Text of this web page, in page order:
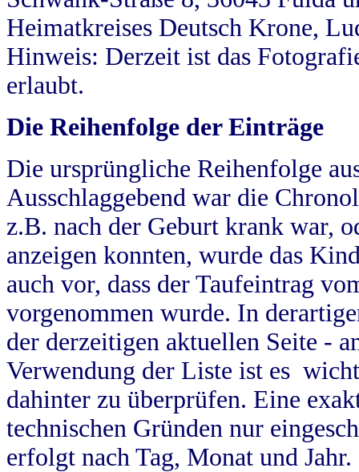
Heimatkreises Deutsch Krone,
Hinweis: Derzeit ist das
erlaubt.
Die Reihenfolge der Einträge
Die ursprüngliche Reihenfolge
Ausschlaggebend war die
z.B. nach der Geburt krank war,
anzeigen konnten, wurde das
auch vor, dass der Taufeintrag
vorgenommen wurde. In
der derzeitigen aktuellen Seite -
Verwendung der Liste ist es
dahinter zu überprüfen. Eine
technischen Gründen nur
erfolgt nach Tag, Monat und Jahr.